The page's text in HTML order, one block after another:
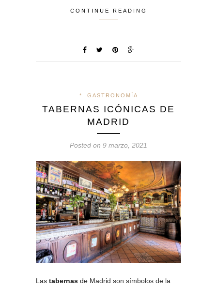
CONTINUE READING
* GASTRONOMÍA
TABERNAS ICÓNICAS DE
MADRID
Posted on 9 marzo, 2021
Las tabernas de Madrid son símbolos de la